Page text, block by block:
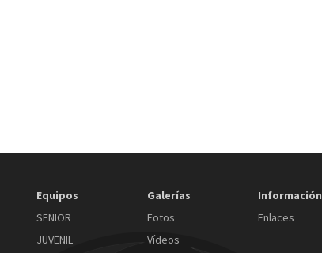
Equipos
SENIOR
JUVENIL
Galerías
Fotos
Vídeos
Información
Enlaces